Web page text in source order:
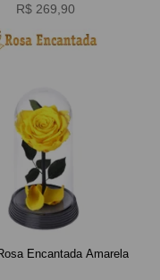
R$ 269,90
Encantada Amarela